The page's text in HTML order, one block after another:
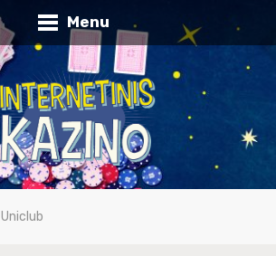
Menu
Uniclub